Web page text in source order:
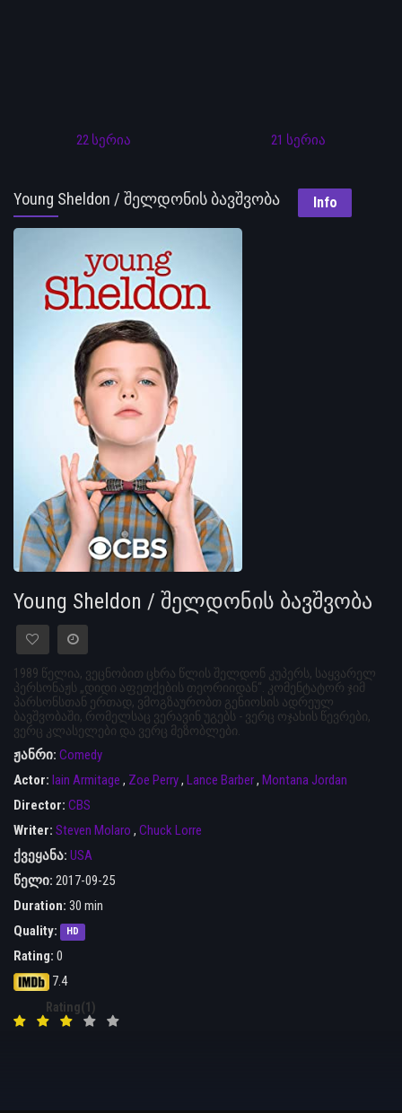
22 სერია 21 სერია
Young Sheldon / შელდონის ბავშვობა Info
Young Sheldon / შელდონის ბავშვობა
1989 წელია, ვეცნობით ცხრა წლის შელდონ კუპერს, საყვარელ
პერსონაჟს „დიდი აფეთქების თეორიიდან“. კომენტატორ ჯიმ
პარსონსთან ერთად, ვმოგზაურობთ გენიოსის ადრეულ
ბავშვობაში, რომელსაც ვერავინ უგებს - ვერც ოჯახის წევრები,
ვერც კლასელები და ვერც მეზობლები.
ჟანრი: Comedy
Actor: Iain Armitage , Zoe Perry, Lance Barber, Montana Jordan
Director: CBS
Writer: Steven Molaro , Chuck Lorre
ქვეყანა: USA
წელი: 2017-09-25
Duration: 30 min
Quality:
HD
Rating: 0
7.4
Rating(1)